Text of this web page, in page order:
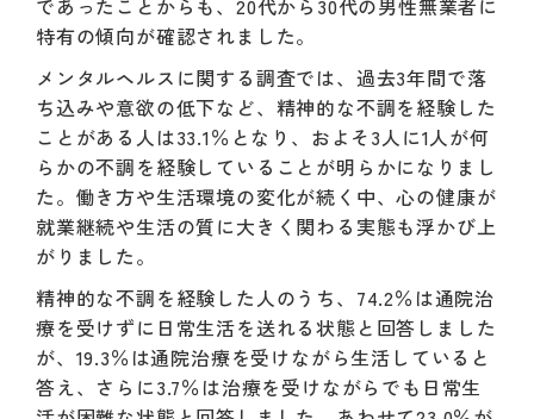
であったことからも、20代から30代の男性無業者に
特有の傾向が確認されました。
メンタルヘルスに関する調査では、過去3年間で落
ち込みや意欲の低下など、精神的な不調を経験した
ことがある人は33.1％となり、およそ3人に1人が何
らかの不調を経験していることが明らかになりまし
た。働き方や生活環境の変化が続く中、心の健康が
就業継続や生活の質に大きく関わる実態も浮かび上
がりました。
精神的な不調を経験した人のうち、74.2％は通院治
療を受けずに日常生活を送れる状態と回答しました
が、19.3％は通院治療を受けながら生活していると
答え、さらに3.7％は治療を受けながらでも日常生